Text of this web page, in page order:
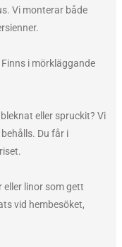
Vi monterar både
i mörkläggande
eller spruckit? Vi
Du får i
linor som gett
vid hembesöket,